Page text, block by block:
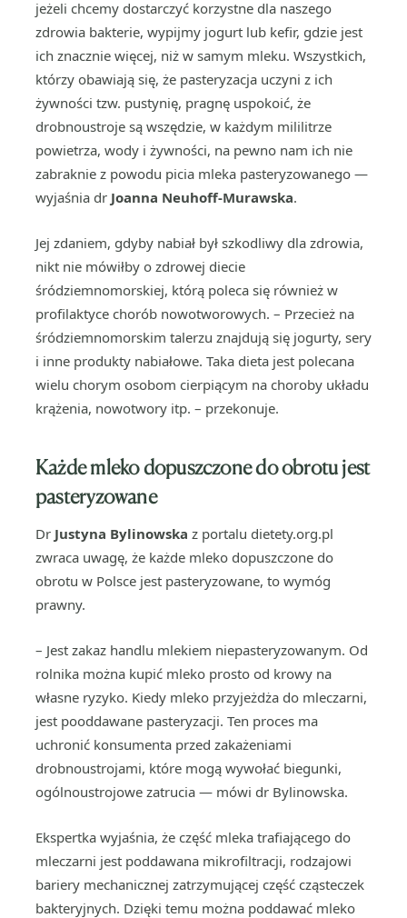
jeżeli chcemy dostarczyć korzystne dla naszego
zdrowia bakterie, wypijmy jogurt lub kefir, gdzie jest
ich znacznie więcej, niż w samym mleku. Wszystkich,
którzy obawiają się, że pasteryzacja uczyni z ich
żywności tzw. pustynię, pragnę uspokoić, że
drobnoustroje są wszędzie, w każdym mililitrze
powietrza, wody i żywności, na pewno nam ich nie
zabraknie z powodu picia mleka pasteryzowanego —
wyjaśnia dr Joanna Neuhoff-Murawska.
Jej zdaniem, gdyby nabiał był szkodliwy dla zdrowia,
nikt nie mówiłby o zdrowej diecie
śródziemnomorskiej, którą poleca się również w
profilaktyce chorób nowotworowych. – Przecież na
śródziemnomorskim talerzu znajdują się jogurty, sery
i inne produkty nabiałowe. Taka dieta jest polecana
wielu chorym osobom cierpiącym na choroby układu
krążenia, nowotwory itp. – przekonuje.
Każde mleko dopuszczone do obrotu jest
pasteryzowane
Dr Justyna Bylinowska z portalu dietety.org.pl
zwraca uwagę, że każde mleko dopuszczone do
obrotu w Polsce jest pasteryzowane, to wymóg
prawny.
– Jest zakaz handlu mlekiem niepasteryzowanym. Od
rolnika można kupić mleko prosto od krowy na
własne ryzyko. Kiedy mleko przyjeżdża do mleczarni,
jest pooddawane pasteryzacji. Ten proces ma
uchronić konsumenta przed zakażeniami
drobnoustrojami, które mogą wywołać biegunki,
ogólnoustrojowe zatrucia — mówi dr Bylinowska.
Ekspertka wyjaśnia, że część mleka trafiającego do
mleczarni jest poddawana mikrofiltracji, rodzajowi
bariery mechanicznej zatrzymującej część cząsteczek
bakteryjnych. Dzięki temu można poddawać mleko